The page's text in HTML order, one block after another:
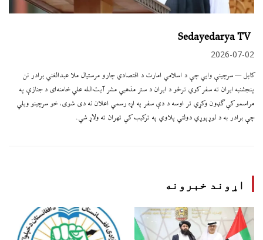
Sedayedarya TV
2026-07-02
کابل — سرچینې وایي چې د اسلامي امارت د اقتصادي چارو مرستیال ملا عبدالغني برادر نن
پنجشنبه ایران ته سفر کوي ترڅو د ایران د ستر مذهبي مشر آیت‌الله علي خامنه‌ای د جنازې په
مراسمو کې ګډون وکړي تر اوسه د دې سفر په اړه رسمي اعلان نه دی شوی، خو سرچینو ویلي
چې برادر به د لوړپوړي دولتي پلاوي په ترکیب کې تهران ته ولاړ شي.
اړوند خبرونه